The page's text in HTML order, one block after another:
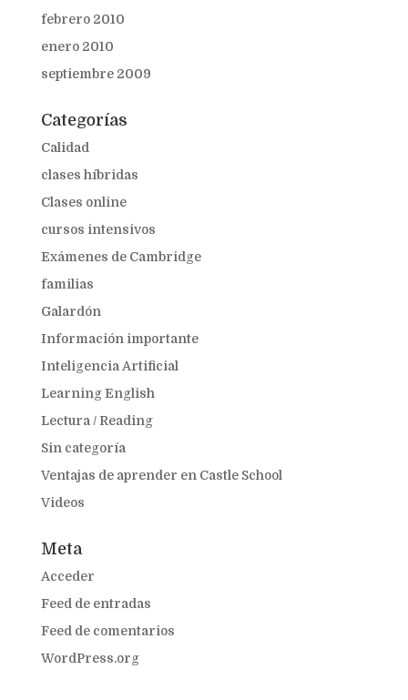
febrero 2010
enero 2010
septiembre 2009
Categorías
Calidad
clases híbridas
Clases online
cursos intensivos
Exámenes de Cambridge
familias
Galardón
Información importante
Inteligencia Artificial
Learning English
Lectura / Reading
Sin categoría
Ventajas de aprender en Castle School
Videos
Meta
Acceder
Feed de entradas
Feed de comentarios
WordPress.org